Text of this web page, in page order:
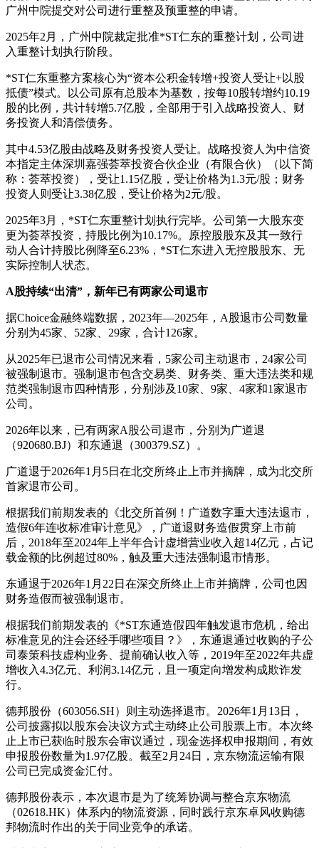
广州中院提交对公司进行重整及预重整的申请。
2025年2月，广州中院裁定批准*ST仁东的重整计划，公司进
入重整计划执行阶段。
*ST仁东重整方案核心为“资本公积金转增+投资人受让+以股
抵债”模式。以公司原有总股本为基数，按每10股转增约10.19
股的比例，共计转增5.7亿股，全部用于引入战略投资人、财
务投资人和清偿债务。
其中4.53亿股由战略及财务投资人受让。战略投资人为中信资
本指定主体深圳嘉强荟萃投资合伙企业（有限合伙）（以下简
称：荟萃投资），受让1.15亿股，受让价格为1.3元/股；财务
投资人则受让3.38亿股，受让价格为2元/股。
2025年3月，*ST仁东重整计划执行完毕。公司第一大股东变
更为荟萃投资，持股比例为10.17%。原控股股东及其一致行
动人合计持股比例降至6.23%，*ST仁东进入无控股股东、无
实际控制人状态。
A股持续“出清”，新年已有两家公司退市
据Choice金融终端数据，2023年—2025年，A股退市公司数量
分别为45家、52家、29家，合计126家。
从2025年已退市公司情况来看，5家公司主动退市，24家公司
被强制退市。强制退市包含交易类、财务类、重大违法类和规
范类强制退市四种情形，分别涉及10家、9家、4家和1家退市
公司。
2026年以来，已有两家A股公司退市，分别为广道退
（920680.BJ）和东通退（300379.SZ）。
广道退于2026年1月5日在北交所终止上市并摘牌，成为北交所
首家退市公司。
根据我们前期发表的《北交所首例！广道数字重大违法退市，
造假6年连收标准审计意见》，广道退财务造假贯穿上市前
后，2018年至2024年上半年合计虚增营业收入超14亿元，占记
载金额的比例超过80%，触及重大违法强制退市情形。
东通退于2026年1月22日在深交所终止上市并摘牌，公司也因
财务造假而被强制退市。
根据我们前期发表的《*ST东通造假四年触发退市危机，给出
标准意见的注会还经手哪些项目？》，东通退通过收购的子公
司泰策科技虚构业务、提前确认收入等，2019年至2022年共虚
增收入4.3亿元、利润3.14亿元，且一项定向增发构成欺诈发
行。
德邦股份（603056.SH）则主动选择退市。2026年1月13日，
公司披露拟以股东会决议方式主动终止公司股票上市。本次终
止上市已获临时股东会审议通过，现金选择权申报期间，有效
申报股份数量为1.97亿股。截至2月24日，京东物流运输有限
公司已完成资金汇付。
德邦股份表示，本次退市是为了统筹协调与整合京东物流
（02618.HK）体系内的物流资源，同时践行京东卓风收购德
邦物流时作出的关于同业竞争的承诺。